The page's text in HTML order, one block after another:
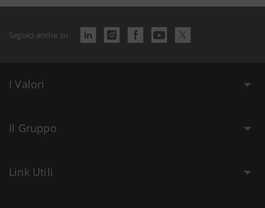
Seguici anche su
I Valori
Il Gruppo
Link Utili